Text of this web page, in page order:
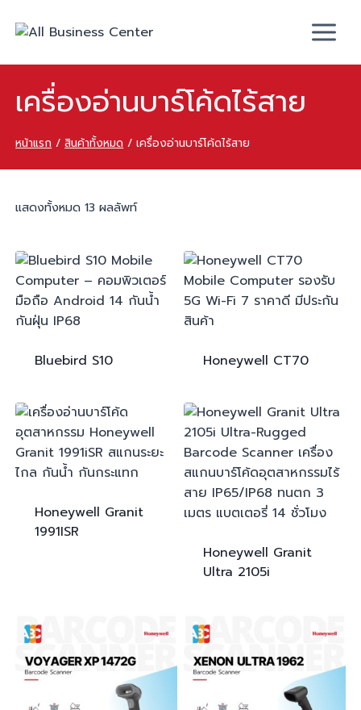
เครื่องอ่านบาร์โค้ดไร้สาย
หน้าแรก / สินค้าทั้งหมด / เครื่องอ่านบาร์โค้ดไร้สาย
แสดงทั้งหมด 13 ผลลัพท์
Bluebird S10 Honeywell CT70
Honeywell Granit
1991ISR
Honeywell Granit
Ultra 2105i